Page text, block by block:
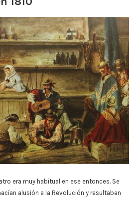
era muy habitual en ese entonces. Se
alusión a la Revolución y resultaban